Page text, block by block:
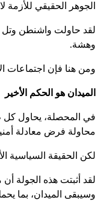
الجوهر الحقيقي
لقد حاولت واشنطن وتل
وهشة.
ومن هنا فإن اجتماعات
الميدان هو الحكم الأخير
في المحصلة، يحاول كل
محاولة فرض معادلة
لكن الحقيقة السياسية
لقد أثبتت هذه الجولة
وسيبقى الميدان، بما